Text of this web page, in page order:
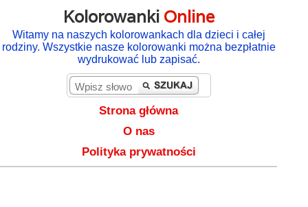
Kolorowanki Online
Witamy na naszych kolorowankach dla dzieci i całej
rodziny. Wszystkie nasze kolorowanki można bezpłatnie
wydrukować lub zapisać.
Strona główna
O nas
Polityka prywatności